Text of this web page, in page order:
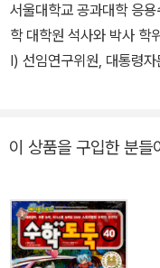
서울대학교 공과대학 응
학 대학원 석사와 박사 학
I) 선임연구위원, 대통령자문 정책
시스템수학연구회 회장을
이 상품을 구입한 분들